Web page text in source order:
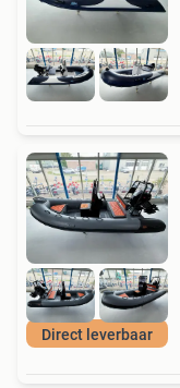
Direct leverbaar